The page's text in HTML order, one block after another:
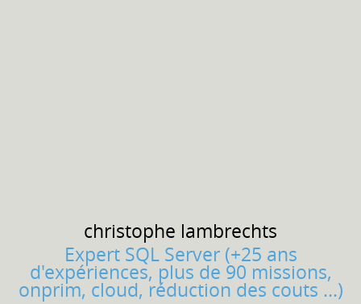
christophe lambrechts
Expert SQL Server (+25 ans
d'expériences, plus de 90 missions,
onprim, cloud, réduction des couts ...)